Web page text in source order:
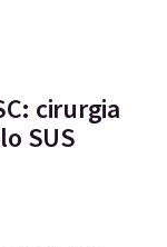
cirurgia
SUS